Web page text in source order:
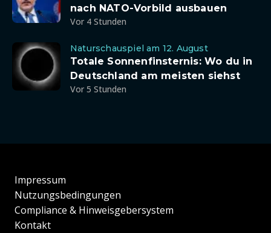
nach NATO-Vorbild ausbauen
Vor 4 Stunden
Naturschauspiel am 12. August
Totale Sonnenfinsternis: Wo du in
Deutschland am meisten siehst
Vor 5 Stunden
Impressum
Nutzungsbedingungen
Compliance & Hinweisgebersystem
Kontakt